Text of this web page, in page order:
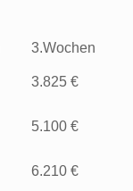
3.Wochen
3.825 €
5.100 €
6.210 €